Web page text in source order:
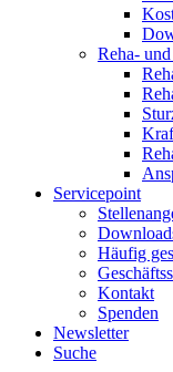
Reha-
Servicepoint
Häufig
Kontakt
Spenden
Newsletter
Suche